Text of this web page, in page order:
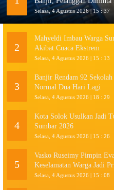
Selasa, 4 Agustus 2026 | 15 : 37
2
Mahyeldi Imbau Warga
Akibat Cuaca Ekstrem
Selasa, 4 Agustus 2026 | 15 : 13
3
Banjir Rendam 92
Normal Dua Hari Lagi
Selasa, 4 Agustus 2026 | 18 : 29
4
Kota Solok Usulkan Jadi
Sumbar 2026
Selasa, 4 Agustus 2026 | 15 : 26
5
Vasko Ruseimy Pimpin
Keselamatan Warga Jadi
Selasa, 4 Agustus 2026 | 15 : 08